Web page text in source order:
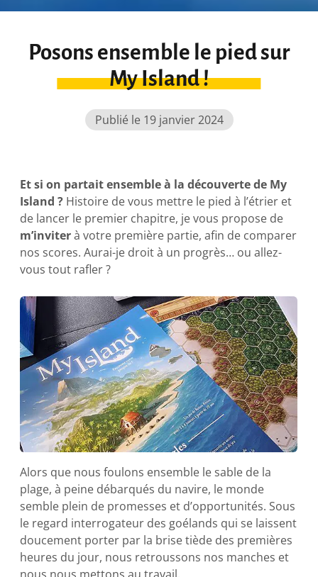
Posons ensemble le pied sur
My Island !
Publié le 19 janvier 2024
Et si on partait ensemble à la découverte de My
Island ? Histoire de vous mettre le pied à l’étrier et
de lancer le premier chapitre, je vous propose de
m’inviterà votre première partie, afin de comparer
nos scores. Aurai-je droit à un progrès… ou allez-
vous tout rafler ?
Alors que nous foulons ensemble le sable de la
plage, à peine débarqués du navire, le monde
semble plein de promesses et d’opportunités. Sous
le regard interrogateur des goélands qui se laissent
doucement porter par la brise tiède des premières
heures du jour, nous retroussons nos manches et